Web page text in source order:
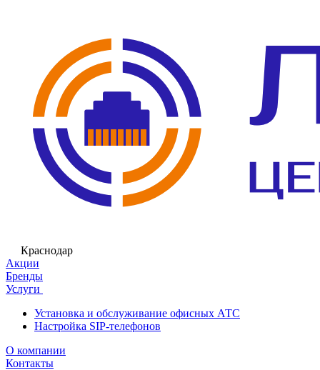
Краснодар
Акции
Бренды
Услуги
Установка и обслуживание офисных АТС
Настройка SIP-телефонов
О компании
Контакты